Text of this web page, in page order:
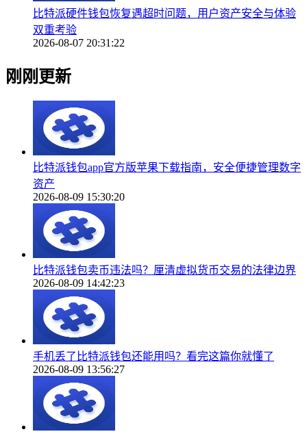
比特派硬件钱包恢复遇超时问题，用户资产安全与体验
双重考验
2026-08-07 20:31:22
刚刚更新
比特派钱包app官方版苹果下载指南，安全便捷管理数字
资产
2026-08-09 15:30:20
比特派钱包卖币违法吗？厘清虚拟货币交易的法律边界
2026-08-09 14:42:23
手机丢了比特派钱包还能用吗？看完这篇你就懂了
2026-08-09 13:56:27